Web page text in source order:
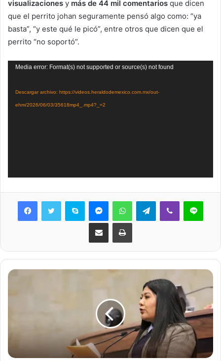
visualizaciones y más de 44 mil comentarios que dicen
que el perrito johan seguramente pensó algo como: “ya
basta”, “y este qué le picó”, entre otros que dicen que el
perrito “no soportó”.
Reproductor
vídeo
Media error: Format(s) not supported or source(s) not found
Descargar archivo: https://videos.heraldodemexico.com.mx/out-
ehm/2026/06/03/35618mp4_.mp4?_=2
Skype MessengerWhatsAppTelegramViber Line
Share via Email Print